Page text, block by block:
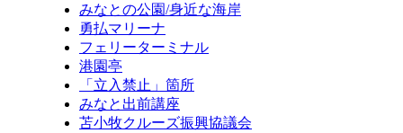
みなとの公園/身近な海岸
勇払マリーナ
フェリーターミナル
港園亭
「立入禁止」箇所
みなと出前講座
苫小牧クルーズ振興協議会